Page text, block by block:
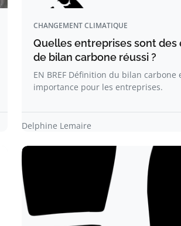
CHANGEMENT CLIMATIQUE
Quelles entreprises sont des
de bilan carbone réussi ?
EN BREF Définition du bilan carbone
importance pour les entreprises.
Delphine Lemaire